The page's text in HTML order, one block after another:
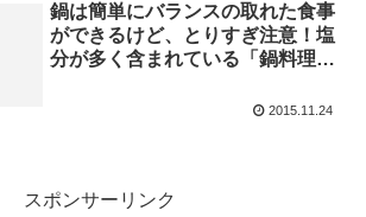
鍋は簡単にバランスの取れた食事
ができるけど、とりすぎ注意！塩
分が多く含まれている「鍋料理」
2015.11.24
スポンサーリンク